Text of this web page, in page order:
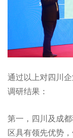
通过以上对四川
调研结果：
第一，四川及成
区具有领先优势